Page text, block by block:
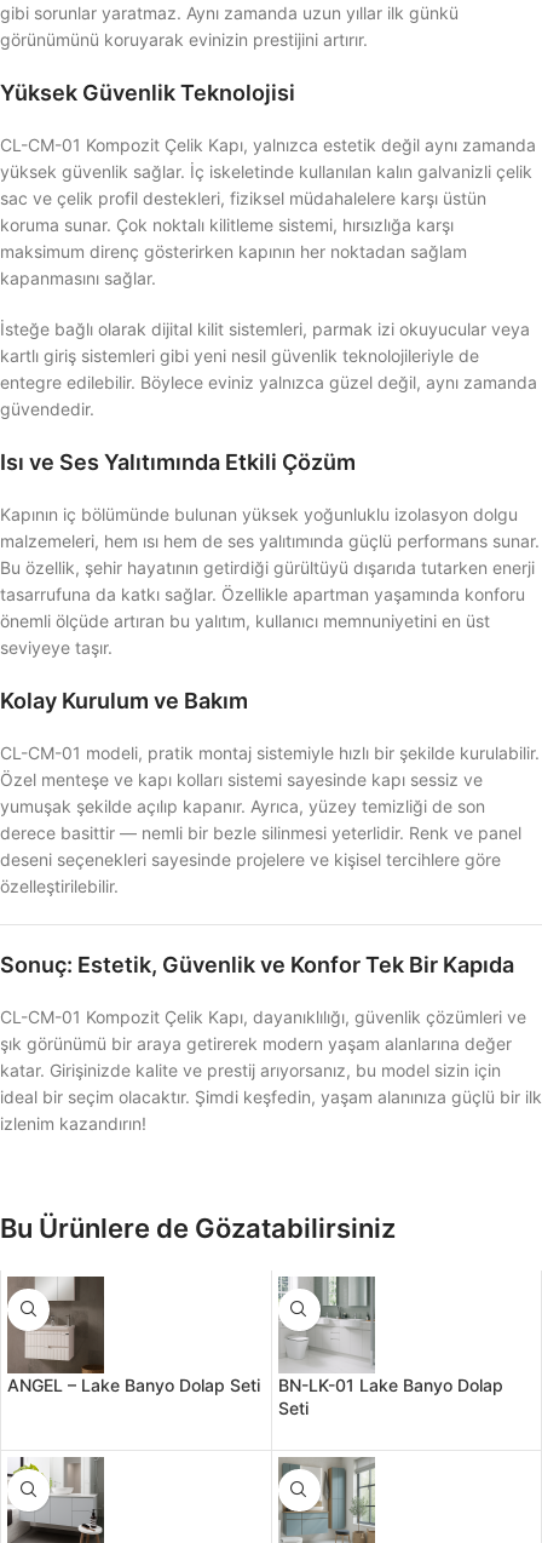
gibi sorunlar yaratmaz. Aynı zamanda uzun yıllar ilk günkü
görünümünü koruyarak evinizin prestijini artırır.
Yüksek Güvenlik Teknolojisi
CL-CM-01 Kompozit Çelik Kapı, yalnızca estetik değil aynı zamanda
yüksek güvenlik sağlar. İç iskeletinde kullanılan kalın galvanizli çelik
sac ve çelik profil destekleri, fiziksel müdahalelere karşı üstün
koruma sunar. Çok noktalı kilitleme sistemi, hırsızlığa karşı
maksimum direnç gösterirken kapının her noktadan sağlam
kapanmasını sağlar.
İsteğe bağlı olarak dijital kilit sistemleri, parmak izi okuyucular veya
kartlı giriş sistemleri gibi yeni nesil güvenlik teknolojileriyle de
entegre edilebilir. Böylece eviniz yalnızca güzel değil, aynı zamanda
güvendedir.
Isı ve Ses Yalıtımında Etkili Çözüm
Kapının iç bölümünde bulunan yüksek yoğunluklu izolasyon dolgu
malzemeleri, hem ısı hem de ses yalıtımında güçlü performans sunar.
Bu özellik, şehir hayatının getirdiği gürültüyü dışarıda tutarken enerji
tasarrufuna da katkı sağlar. Özellikle apartman yaşamında konforu
önemli ölçüde artıran bu yalıtım, kullanıcı memnuniyetini en üst
seviyeye taşır.
Kolay Kurulum ve Bakım
CL-CM-01 modeli, pratik montaj sistemiyle hızlı bir şekilde kurulabilir.
Özel menteşe ve kapı kolları sistemi sayesinde kapı sessiz ve
yumuşak şekilde açılıp kapanır. Ayrıca, yüzey temizliği de son
derece basittir — nemli bir bezle silinmesi yeterlidir. Renk ve panel
deseni seçenekleri sayesinde projelere ve kişisel tercihlere göre
özelleştirilebilir.
Sonuç: Estetik, Güvenlik ve Konfor Tek Bir Kapıda
CL-CM-01 Kompozit Çelik Kapı, dayanıklılığı, güvenlik çözümleri ve
şık görünümü bir araya getirerek modern yaşam alanlarına değer
katar. Girişinizde kalite ve prestij arıyorsanız, bu model sizin için
ideal bir seçim olacaktır. Şimdi keşfedin, yaşam alanınıza güçlü bir ilk
izlenim kazandırın!
Bu Ürünlere de Gözatabilirsiniz
ANGEL – Lake Banyo Dolap Seti
BN-LK-01 Lake Banyo Dolap
Seti